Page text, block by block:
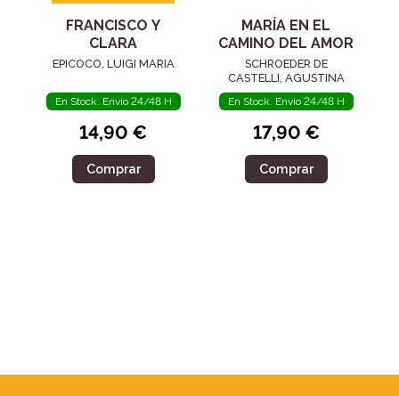
FRANCISCO Y
CLARA
EPICOCO, LUIGI MARIA
En Stock. Envío 24/48 H
14,90 €
Comprar
MARÍA EN EL
CAMINO DEL AMOR
SCHROEDER DE
CASTELLI, AGUSTINA
En Stock. Envío 24/48 H
17,90 €
Comprar